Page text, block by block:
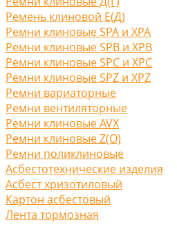
Ремень клиновой Е(Д)
Ремни клиновые SPA и XPA
Ремни клиновые SPB и XPB
Ремни клиновые SPC и XPC
Ремни клиновые SPZ и XPZ
Ремни вариаторные
Ремни вентиляторные
Ремни клиновые AVX
Ремни клиновые Z(O)
Ремни поликлиновые
Асбестотехнические изделия
Асбест хризотиловый
Картон асбестовый
Лента тормозная